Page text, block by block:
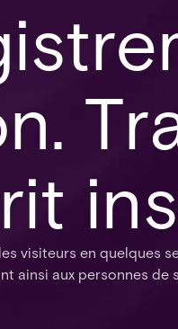
visiteurs en quelques
ainsi aux personnes